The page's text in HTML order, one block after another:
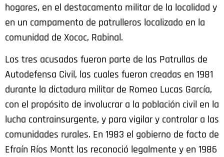
hogares, en el destacamento militar de la localidad y
en un campamento de patrulleros localizado en la
comunidad de Xococ, Rabinal.
Los tres acusados fueron parte de las Patrullas de
Autodefensa Civil, las cuales fueron creadas en 1981
durante la dictadura militar de Romeo Lucas García,
con el propósito de involucrar a la población civil en la
lucha contrainsurgente, y para vigilar y controlar a las
comunidades rurales. En 1983 el gobierno de facto de
Efraín Ríos Montt las reconoció legalmente y en 1986